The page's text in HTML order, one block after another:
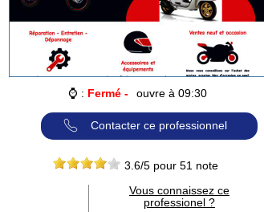
⌚ : Fermé - ouvre à 09:30
Contacter ce professionnel
3.6/5 pour 51 note
Vous connaissez ce
professionel ?